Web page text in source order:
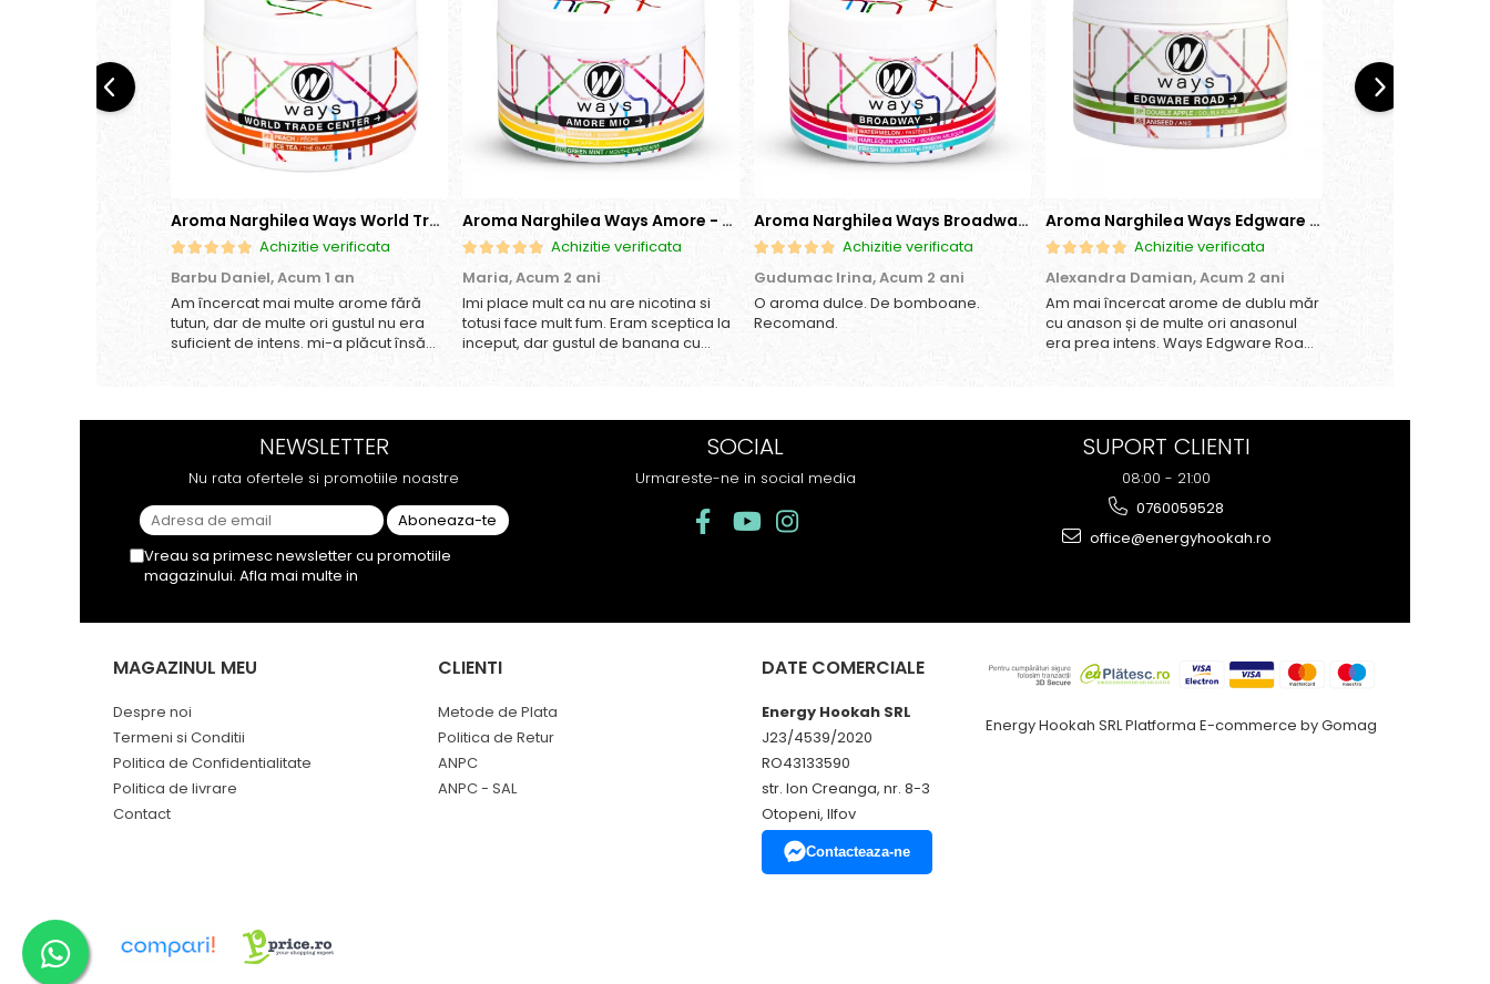
Aroma Narghilea Ways World Trade Center - Piersica cu Ice Tea, 200gr
Achizitie verificata
Barbu Daniel,Acum 1 an
Am încercat mai multe arome fără
tutun, dar de multe ori gustul nu era
suficient de intens. mi-a plăcut însă
este la fel de sati...
Aroma Narghilea Ways Amore - Banana, Ananas si Menta, 200gr
Achizitie verificata
Maria,Acum 2 ani
Imi place mult ca nu are nicotina si
totusi face mult fum. Eram sceptica la
inceput, dar gustul de banana cu
tutun sau tigara.
Aroma Narghilea Ways Broadway - Pepene Rosu, Bomboane, Menta, 200g
Achizitie verificata
Gudumac Irina,Acum 2 ani
O aroma dulce. De bomboane.
Recomand.
Aroma Narghilea Ways Edgware Road - Dublu Mar cu anison, 200gr
Achizitie verificata
Alexandra Damian,Acum 2 ani
Am mai încercat arome de dublu măr
cu anason și de multe ori anasonul
era prea intens. Ways Edgware Road
fără să fie copleșitor. Reco...
NEWSLETTER
Nu rata ofertele si promotiile noastre
Vreau sa primesc newsletter cu promotiile
magazinului. Afla mai multe in
SOCIAL
Urmareste-ne in social media
SUPORT CLIENTI
08:00 - 21:00
0760059528
office@energyhookah.ro
MAGAZINUL MEU
Despre noi
Termeni si Conditii
Politica de Confidentialitate
Politica de livrare
Contact
CLIENTI
Metode de Plata
Politica de Retur
ANPC
ANPC - SAL
DATE COMERCIALE
Energy Hookah SRL
J23/4539/2020
RO43133590
str. Ion Creanga, nr. 8-3
Otopeni, Ilfov
Contacteaza-ne
Energy Hookah SRLPlatforma E-commerce by Gomag